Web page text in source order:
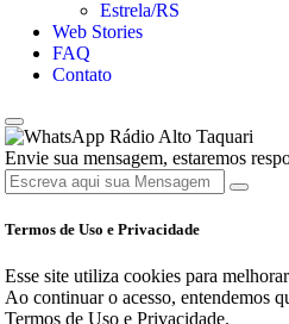
Estrela/RS
Web Stories
FAQ
Contato
Rádio Alto Taquari
Envie sua mensagem, estaremos
Termos de Uso e Privacidade
Esse site utiliza cookies para
Ao continuar o acesso, entendemos
Termos de Uso e Privacidade.